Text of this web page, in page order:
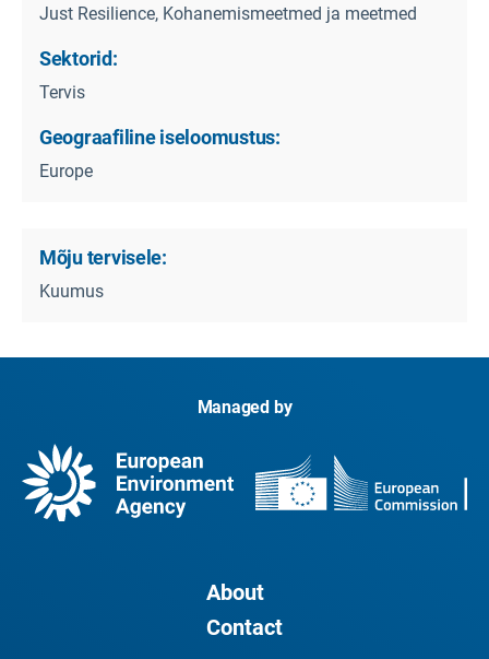
Just Resilience, Kohanemismeetmed ja meetmed
Sektorid:
Tervis
Geograafiline iseloomustus:
Europe
Mõju tervisele:
Kuumus
Managed by
About
Contact